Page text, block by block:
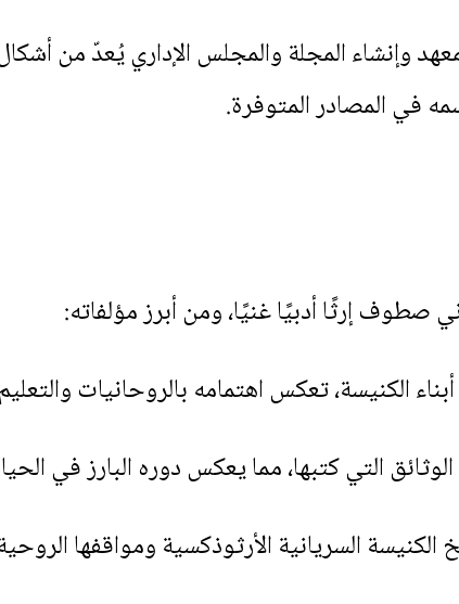
وإنشاء المجلة والمجلس الإداري يُعدّ من
في المصادر المتوفرة.
صطوف إرثًا أدبيًا غنيًا، ومن أبرز مؤلفاته:
الكنيسة، تعكس اهتمامه بالروحانيات
التي كتبها، مما يعكس دوره البارز في
السريانية الأرثوذكسية ومواقفها